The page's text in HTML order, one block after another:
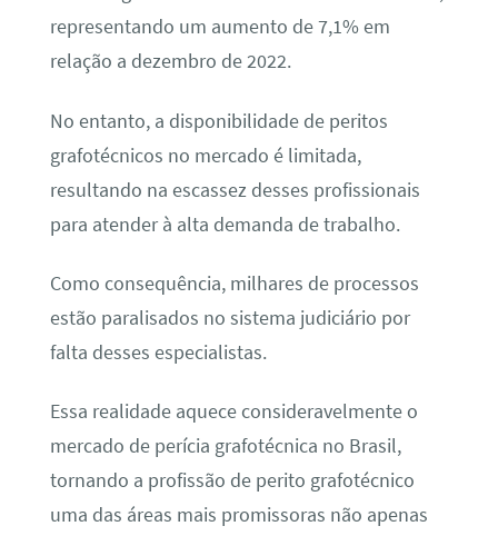
representando um aumento de 7,1% em
relação a dezembro de 2022.
No entanto, a disponibilidade de peritos
grafotécnicos no mercado é limitada,
resultando na escassez desses profissionais
para atender à alta demanda de trabalho.
Como consequência, milhares de processos
estão paralisados no sistema judiciário por
falta desses especialistas.
Essa realidade aquece consideravelmente o
mercado de perícia grafotécnica no Brasil,
tornando a profissão de perito grafotécnico
uma das áreas mais promissoras não apenas